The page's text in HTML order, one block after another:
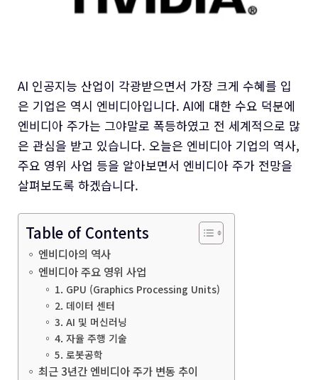
AI 인공지능 산업이 각광받으면서 가장 크게 수혜를 입
은 기업은 역시 엔비디아입니다. AI에 대한 수요 덕분에
엔비디아 주가는 그야말로 폭등하였고 전 세계적으로 많
은 관심을 받고 있습니다. 오늘은 엔비디아 기업의 역사,
주요 영위 사업 등을 알아보면서 엔비디아 주가 전망을
살펴보도록 하겠습니다.
Table of Contents
엔비디아의 역사
엔비디아 주요 영위 사업
1. GPU (Graphics Processing Units)
2. 데이터 센터
3. AI 및 머신러닝
4. 자율 주행 기술
5. 로봇공학
최근 3년간 엔비디아 주가 변동 추이